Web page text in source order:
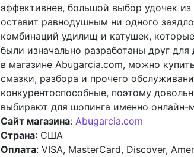
эффективнее, большой выбор удочек
оставит равнодушным ни одного
комбинаций удилищ и катушек,
были изначально разработаны друг
в магазине Abugarcia.com, можно
смазки, разбора и прочего
конкурентоспособные, поэтому
выбирают для шопинга именно онлайн-
Сайт магазина: Abugarcia.com
Страна: США
Оплата: VISA, MasterCard, Discover,